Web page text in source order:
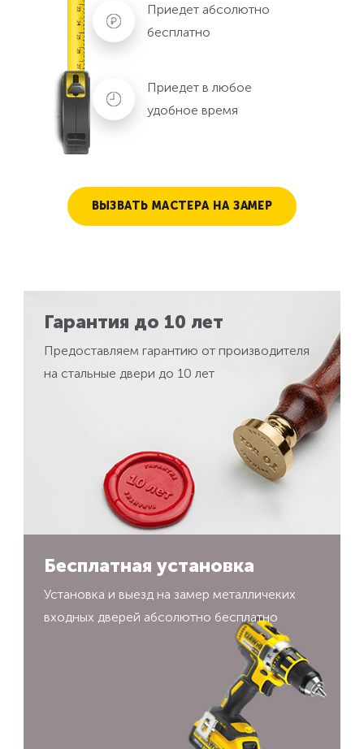
Приедет абсолютно
бесплатно
Приедет в любое
удобное время
ВЫЗВАТЬ МАСТЕРА НА ЗАМЕР
Гарантия до 10 лет
Предоставляем гарантию от производителя
на стальные двери до 10 лет
Бесплатная установка
Установка и выезд на замер металличеких
входных дверей абсолютно бесплатно